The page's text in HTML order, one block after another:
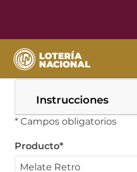
Busca tu boleto
Instrucciones
* Campos obligatorios
Producto*